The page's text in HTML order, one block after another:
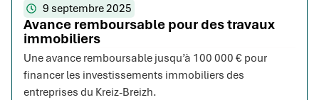
9 septembre 2025
Avance remboursable pour des travaux
immobiliers
Une avance remboursable jusqu’à 100 000 € pour
financer les investissements immobiliers des
entreprises du Kreiz-Breizh.